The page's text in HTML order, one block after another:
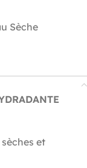
Sèche
et